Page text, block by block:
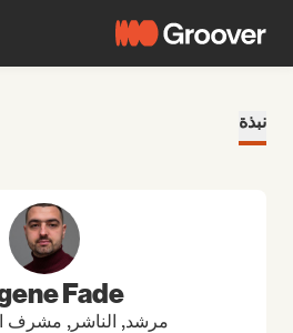
نبذة
Fade
مرشد, الناشر, مشرف